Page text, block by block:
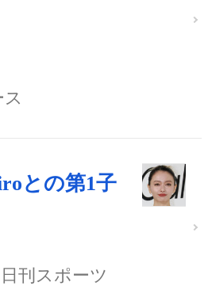
との第1子
日刊スポーツ